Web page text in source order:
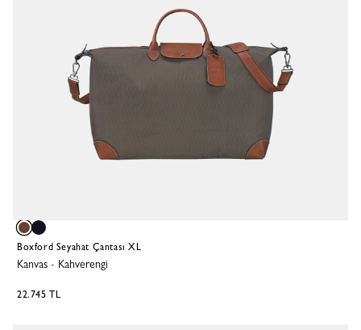
Boxford Seyahat Çantası XL
Kanvas - Kahverengi
22.745 TL